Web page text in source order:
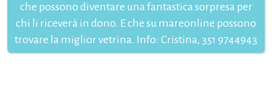
che possono diventare una fantastica sorpresa per
chi li riceverà in dono. E che su mareonline possono
trovare la miglior vetrina. Info: Cristina, 351 9744943